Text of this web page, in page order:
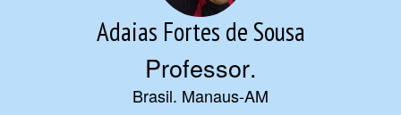
Adaias Fortes de Sousa
Professor.
Brasil. Manaus-AM